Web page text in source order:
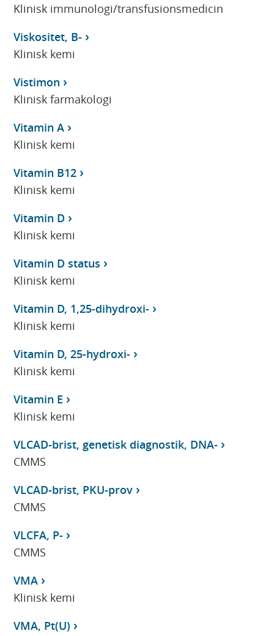
Klinisk immunologi/transfusionsmedicin
Viskositet, B-
Klinisk kemi
Vistimon
Klinisk farmakologi
Vitamin A
Klinisk kemi
Vitamin B12
Klinisk kemi
Vitamin D
Klinisk kemi
Vitamin D status
Klinisk kemi
Vitamin D, 1,25-dihydroxi-
Klinisk kemi
Vitamin D, 25-hydroxi-
Klinisk kemi
Vitamin E
Klinisk kemi
VLCAD-brist, genetisk diagnostik, DNA-
CMMS
VLCAD-brist, PKU-prov
CMMS
VLCFA, P-
CMMS
VMA
Klinisk kemi
VMA, Pt(U)